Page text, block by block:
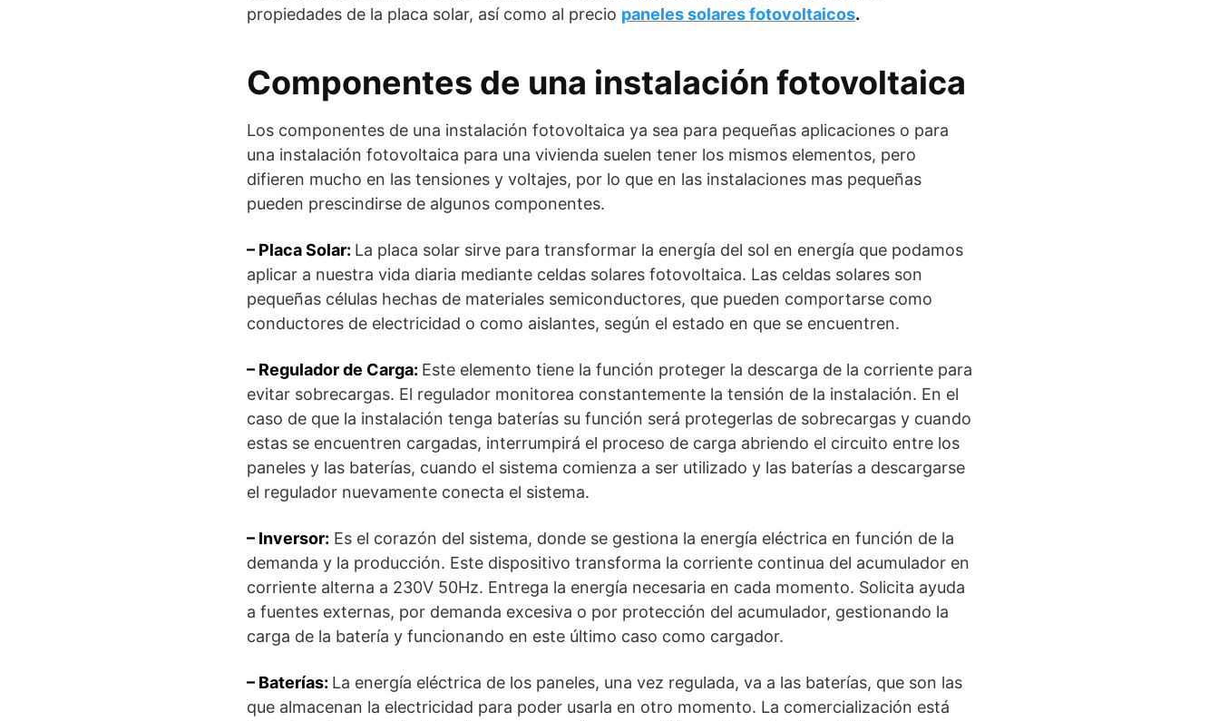
propiedades de la placa solar, así como al precio paneles solares fotovoltaicos.
Componentes de una instalación fotovoltaica
Los componentes de una instalación fotovoltaica ya sea para pequeñas aplicaciones o para
una instalación fotovoltaica para una vivienda suelen tener los mismos elementos, pero
difieren mucho en las tensiones y voltajes, por lo que en las instalaciones mas pequeñas
pueden prescindirse de algunos componentes.
– Placa Solar: La placa solar sirve para transformar la energía del sol en energía que podamos
aplicar a nuestra vida diaria mediante celdas solares fotovoltaica. Las celdas solares son
pequeñas células hechas de materiales semiconductores, que pueden comportarse como
conductores de electricidad o como aislantes, según el estado en que se encuentren.
– Regulador de Carga: Este elemento tiene la función proteger la descarga de la corriente para
evitar sobrecargas. El regulador monitorea constantemente la tensión de la instalación. En el
caso de que la instalación tenga baterías su función será protegerlas de sobrecargas y cuando
estas se encuentren cargadas, interrumpirá el proceso de carga abriendo el circuito entre los
paneles y las baterías, cuando el sistema comienza a ser utilizado y las baterías a descargarse
el regulador nuevamente conecta el sistema.
– Inversor: Es el corazón del sistema, donde se gestiona la energía eléctrica en función de la
demanda y la producción. Este dispositivo transforma la corriente continua del acumulador en
corriente alterna a 230V 50Hz. Entrega la energía necesaria en cada momento. Solicita ayuda
a fuentes externas, por demanda excesiva o por protección del acumulador, gestionando la
carga de la batería y funcionando en este último caso como cargador.
– Baterías: La energía eléctrica de los paneles, una vez regulada, va a las baterías, que son las
que almacenan la electricidad para poder usarla en otro momento. La comercialización está